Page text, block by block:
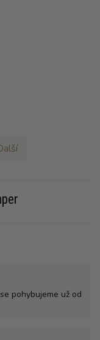
pohybujeme už od